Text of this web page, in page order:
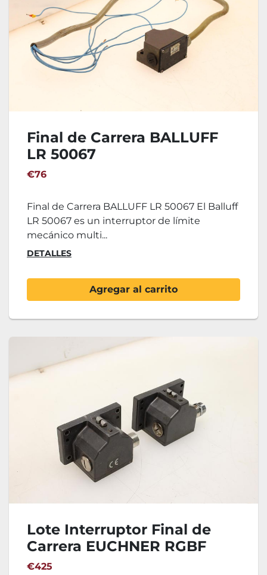
Final de Carrera BALLUFF
LR 50067
€76
Final de Carrera BALLUFF LR 50067 El Balluff
LR 50067 es un interruptor de límite
mecánico multi...
DETALLES
Agregar al carrito
Lote Interruptor Final de
Carrera EUCHNER RGBF
02D12-502
€425